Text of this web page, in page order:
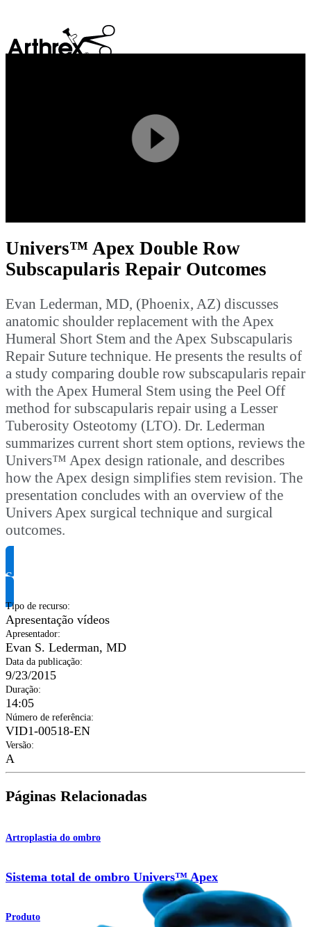
Play
Video
Univers™ Apex Double Row
Subscapularis Repair Outcomes
Evan Lederman, MD, (Phoenix, AZ) discusses
anatomic shoulder replacement with the Apex
Humeral Short Stem and the Apex Subscapularis
Repair Suture technique. He presents the results of
a study comparing double row subscapularis repair
with the Apex Humeral Stem using the Peel Off
method for subscapularis repair using a Lesser
Tuberosity Osteotomy (LTO). Dr. Lederman
summarizes current short stem options, reviews the
Univers™ Apex design rationale, and describes
how the Apex design simplifies stem revision. The
presentation concludes with an overview of the
Univers Apex surgical technique and surgical
outcomes.
Solicite informação do produto
Tipo de recurso:
Apresentação vídeos
Apresentador:
Evan S. Lederman, MD
Data da publicação:
9/23/2015
Duração:
14:05
Número de referência:
VID1-00518-EN
Versão:
A
Páginas Relacionadas
Artroplastia do ombro
Sistema total de ombro Univers™ Apex
Produto